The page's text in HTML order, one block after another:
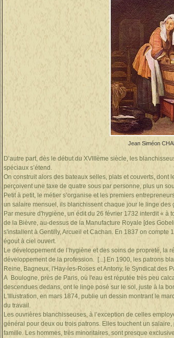
Jean Siméon
D’autre part, dès le début du XVIIIème siècle, les
spéciaux s’étend.
On construit alors des bateaux selles, plats et couverts,
perçoivent une taxe de quatre sous par personne, plus un
Petit à petit, le métier s’organise et les premiers
un salaire mensuel, ils blanchissent chaque jour le linge
Par mesure d'hygiène, un édit du 26 février 1732 interdit «
de la Bièvre, au-dessus de la Manufacture Royale [des
s'installent à Gentilly, Arcueil et Cachan. En 1837 on
égout à ciel ouvert.
Le développement de l’hygiène et des soins de propreté, la
développement de la profession. [...] En 1900, les patrons
Reine, Bagneux, l'Hay-les-Roses et Antony, le Syndicat des
A Boulogne, près de Paris, où l'eau est réputée très peu
descendues dedans, ont le linge posé sur le sol, juste à la
L'Illustration, en mars 1874, publie un dessin montrant le
du travail.
Les ouvrières blanchisseuses, à l’exception de celles
général pour deux ou trois patrons. Elles touchent un
famille. Les hommes, très minoritaires, sont presque